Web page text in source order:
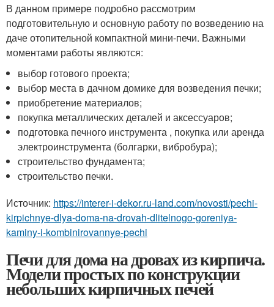
В данном примере подробно рассмотрим
подготовительную и основную работу по возведению на
даче отопительной компактной мини-печи. Важными
моментами работы являются:
выбор готового проекта;
выбор места в дачном домике для возведения печки;
приобретение материалов;
покупка металлических деталей и аксессуаров;
подготовка печного инструмента , покупка или аренда
электроинструмента (болгарки, вибробура);
строительство фундамента;
строительство печки.
Источник: https://interer-i-dekor.ru-land.com/novosti/pechi-
kirpichnye-dlya-doma-na-drovah-dlitelnogo-goreniya-
kaminy-i-kombinirovannye-pechi
Печи для дома на дровах из кирпича.
Модели простых по конструкции
небольших кирпичных печей